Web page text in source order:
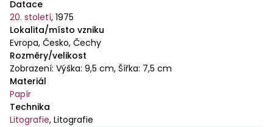
Datace
20. století, 1975
Lokalita/místo vzniku
Evropa, Česko, Čechy
Rozměry/velikost
Zobrazení: Výška: 9,5 cm, Šířka: 7,5 cm
Materiál
Papír
Technika
Litografie, Litografie